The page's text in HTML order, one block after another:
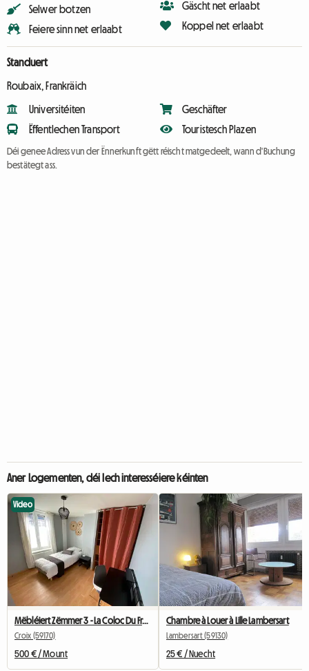
Selwer botzen
Feiere sinn net erlaabt
Gäscht net erlaabt
Koppel net erlaabt
Standuert
Roubaix, Frankräich
Universitéiten
Ëffentlechen Transport
Geschäfter
Touristesch Plazen
Déi genee Adress vun der Ënnerkunft gëtt réischt matgedeelt, wann d'Buchung
bestätegt ass.
Aner Logementen, déi Iech interesséiere kéinten
Video
Mëbléiert Zëmmer 3 - La Coloc Du Fresnoy
Croix (59170)
500 € / Mount
Chambre à Louer à Lille Lambersart
Lambersart (59130)
25 € / Nuecht